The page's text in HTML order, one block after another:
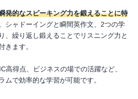
発的なスピーキング力を鍛えることに特
。シャドーイングと瞬間英作文、2つの学
、繰り返し鍛えることでリスニング力と
きます。
高得点、ビジネスの場での活躍など、
ムで効率的な学習が可能です。